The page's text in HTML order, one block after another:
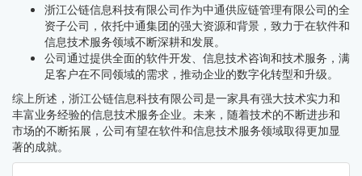
浙江公链信息科技有限公司作为中通供应链管理有限公司的全
资子公司，依托中通集团的强大资源和背景，致力于在软件和
信息技术服务领域不断深耕和发展。
公司通过提供全面的软件开发、信息技术咨询和技术服务，满
足客户在不同领域的需求，推动企业的数字化转型和升级。
综上所述，浙江公链信息科技有限公司是一家具有强大技术实力和
丰富业务经验的信息技术服务企业。未来，随着技术的不断进步和
市场的不断拓展，公司有望在软件和信息技术服务领域取得更加显
著的成就。